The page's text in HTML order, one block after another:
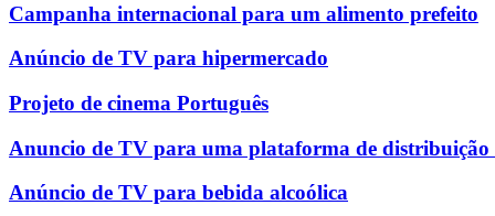
Campanha internacional para um alimento prefeito
Anúncio de TV para hipermercado
Projeto de cinema Português
Anuncio de TV para uma plataforma de distribuição
Anúncio de TV para bebida alcoólica